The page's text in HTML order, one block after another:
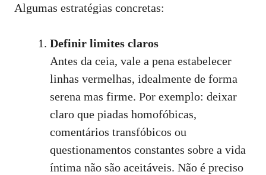
Algumas estratégias concretas:
Definir limites claros
Antes da ceia, vale a pena estabelecer
linhas vermelhas, idealmente de forma
serena mas firme. Por exemplo: deixar
claro que piadas homofóbicas,
comentários transfóbicos ou
questionamentos constantes sobre a vida
íntima não são aceitáveis. Não é preciso